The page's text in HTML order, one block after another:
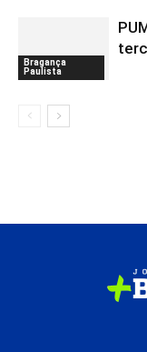
Bragança
Paulista